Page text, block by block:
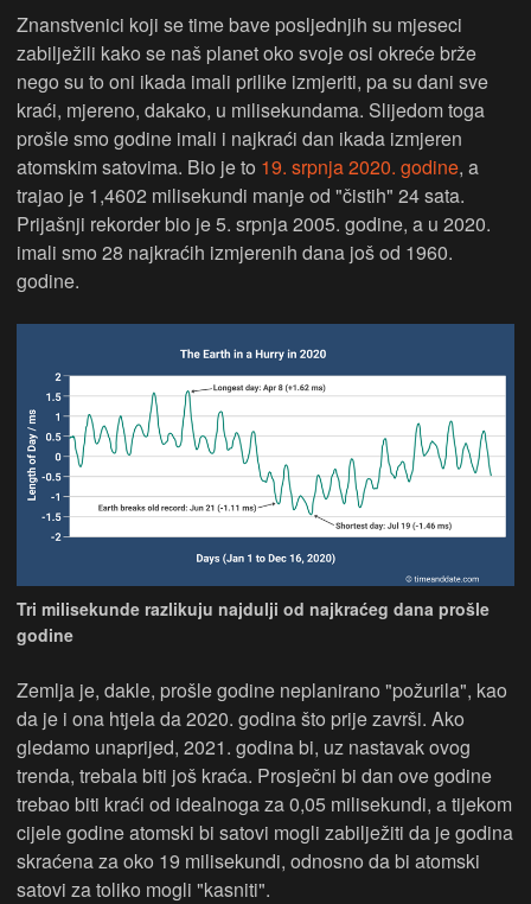
Znanstvenici koji se time bave posljednjih su mjeseci
zabilježili kako se naš planet oko svoje osi okreće brže
nego su to oni ikada imali prilike izmjeriti, pa su dani sve
kraći, mjereno, dakako, u milisekundama. Slijedom toga
prošle smo godine imali i najkraći dan ikada izmjeren
atomskim satovima. Bio je to 19. srpnja 2020. godine, a
trajao je 1,4602 milisekundi manje od "čistih" 24 sata.
Prijašnji rekorder bio je 5. srpnja 2005. godine, a u 2020.
imali smo 28 najkraćih izmjerenih dana još od 1960.
godine.
Tri milisekunde razlikuju najdulji od najkraćeg dana prošle
godine
Zemlja je, dakle, prošle godine neplanirano "požurila", kao
da je i ona htjela da 2020. godina što prije završi. Ako
gledamo unaprijed, 2021. godina bi, uz nastavak ovog
trenda, trebala biti još kraća. Prosječni bi dan ove godine
trebao biti kraći od idealnoga za 0,05 milisekundi, a tijekom
cijele godine atomski bi satovi mogli zabilježiti da je godina
skraćena za oko 19 milisekundi, odnosno da bi atomski
satovi za toliko mogli "kasniti".